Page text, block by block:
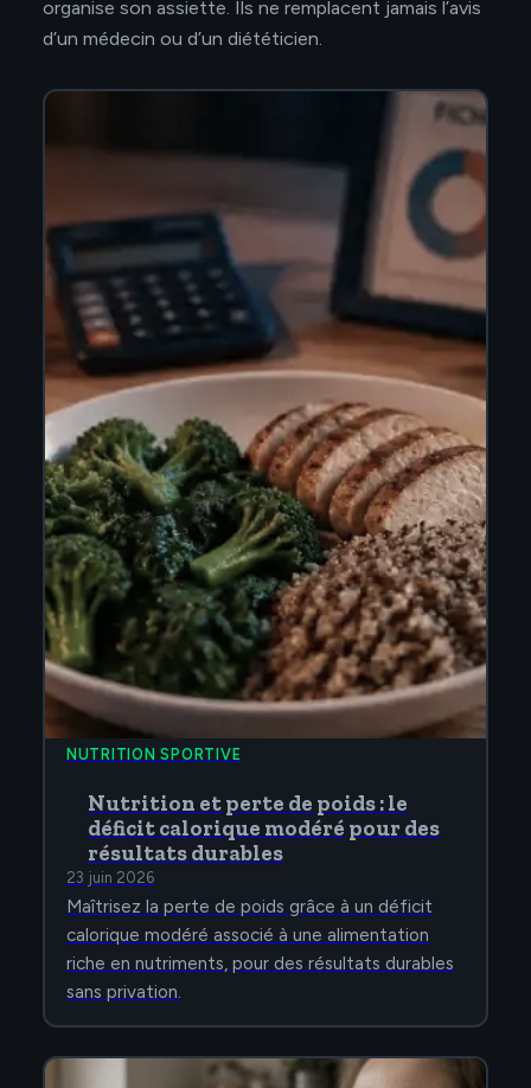
organise son assiette. Ils ne remplacent jamais l’avis
d’un médecin ou d’un diététicien.
NUTRITION SPORTIVE
Nutrition et perte de poids : le
déficit calorique modéré pour des
résultats durables
23 juin 2026
Maîtrisez la perte de poids grâce à un déficit
calorique modéré associé à une alimentation
riche en nutriments, pour des résultats durables
sans privation.